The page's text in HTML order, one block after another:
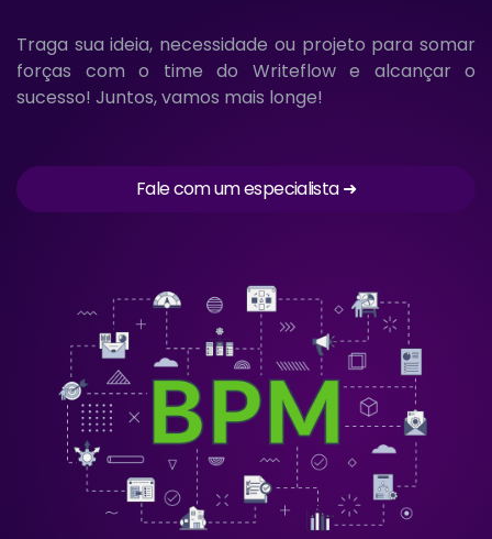
Traga sua ideia, necessidade ou projeto para somar
forças com o time do Writeflow e alcançar o
sucesso! Juntos, vamos mais longe!
Fale com um especialista ➜